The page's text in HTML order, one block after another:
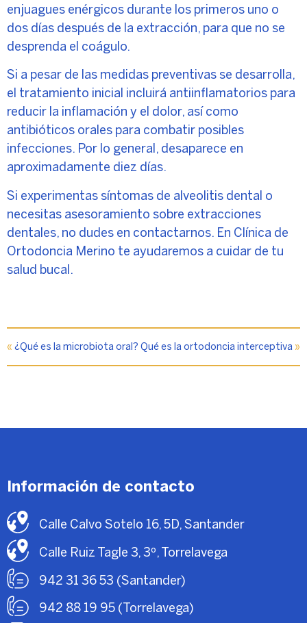
enjuagues enérgicos durante los primeros uno o
dos días después de la extracción, para que no se
desprenda el coágulo.
Si a pesar de las medidas preventivas se desarrolla,
el tratamiento inicial incluirá antiinflamatorios para
reducir la inflamación y el dolor, así como
antibióticos orales para combatir posibles
infecciones. Por lo general, desaparece en
aproximadamente diez días.
Si experimentas síntomas de alveolitis dental o
necesitas asesoramiento sobre extracciones
dentales, no dudes en contactarnos. En Clínica de
Ortodoncia Merino te ayudaremos a cuidar de tu
salud bucal.
« ¿Qué es la microbiota oral? Qué es la ortodoncia interceptiva »
Información de contacto
Calle Calvo Sotelo 16, 5D, Santander
Calle Ruiz Tagle 3, 3º, Torrelavega
942 31 36 53 (Santander)
942 88 19 95 (Torrelavega)